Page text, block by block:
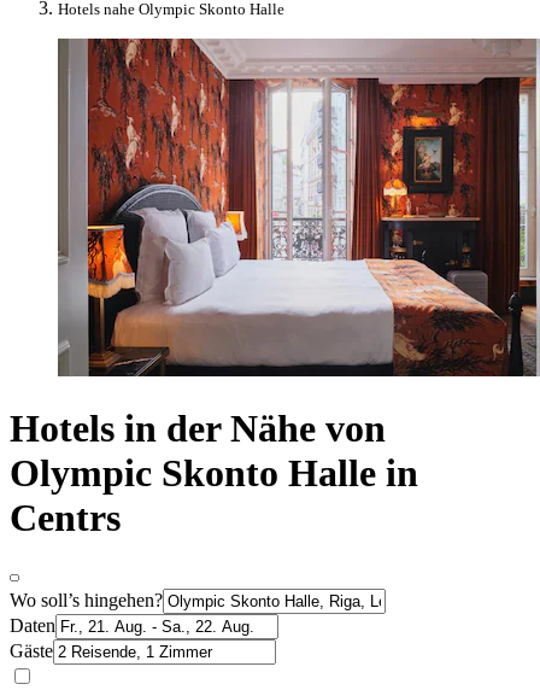
Hotels nahe Olympic Skonto Halle
Hotels in der Nähe von
Olympic Skonto Halle in
Centrs
Wo soll’s hingehen?
Daten
Gäste